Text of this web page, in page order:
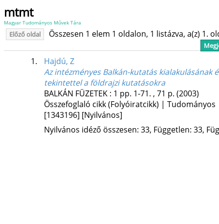
mtmt
Magyar Tudományos Művek Tára
Előző oldal Összesen 1 elem 1 oldalon, 1 listázva, a(z) 1.
1.
Hajdú, Z
Az intézményes Balkán-kutatás
tekintettel a földrajzi kutatásokra
BALKÁN FÜZETEK : 1 pp. 1-71. , 71 p. (2003)
Összefoglaló cikk (Folyóiratcikk) | Tudományos
[1343196] [Nyilvános]
Nyilvános idéző összesen: 33, Független: 33,